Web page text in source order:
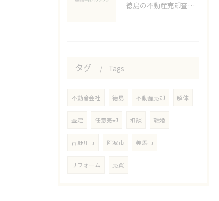
徳島の不動産売却査定と注意点解説
タグ Tags
不動産会社 徳島 不動産売却 解体
査定 任意売却 相談 離婚
吉野川市 阿波市 美馬市
リフォーム 売買